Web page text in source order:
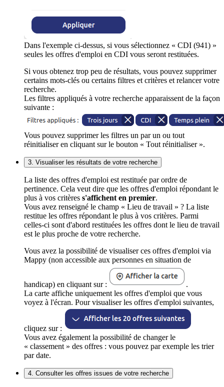
Dans l'exemple ci-dessus, si vous sélectionnez « CDI (941) »
seules les offres d'emploi en CDI vous seront restituées.
Si vous obtenez trop peu de résultats, vous pouvez supprimer
certains mots-clés ou certains filtres et critères et relancer votre
recherche.
Les filtres appliqués à votre recherche apparaissent de la façon
suivante :
Vous pouvez supprimer les filtres un par un ou tout
réinitialiser en cliquant sur le bouton « Tout réinitialiser ».
3. Visualiser les résultats de votre recherche
La liste des offres d'emploi est restituée par ordre de
pertinence. Cela veut dire que les offres d'emploi répondant le
plus à vos critères s'affichent en premier.
Vous avez renseigné le champ « Lieu de travail » ? La liste
restitue les offres répondant le plus à vos critères. Parmi
celles-ci sont d'abord restituées les offres dont le lieu de travail
est le plus proche de votre recherche.
Vous avez la possibilité de visualiser ces offres d'emploi via
Mappy (non accessible aux personnes en situation de
handicap) en cliquant sur :
.
La carte affiche uniquement les offres d'emploi que vous
voyez à l'écran. Pour visualiser les offres d'emploi suivantes,
cliquez sur :
Vous avez également la possibilité de changer le
« classement » des offres : vous pouvez par exemple les trier
par date.
4. Consulter les offres issues de votre recherche